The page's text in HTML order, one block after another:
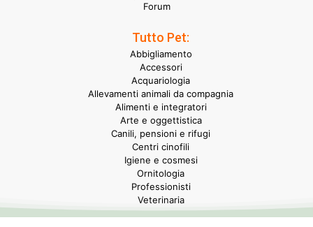
Forum
Tutto Pet:
Abbigliamento
Accessori
Acquariologia
Allevamenti animali da compagnia
Alimenti e integratori
Arte e oggettistica
Canili, pensioni e rifugi
Centri cinofili
Igiene e cosmesi
Ornitologia
Professionisti
Veterinaria